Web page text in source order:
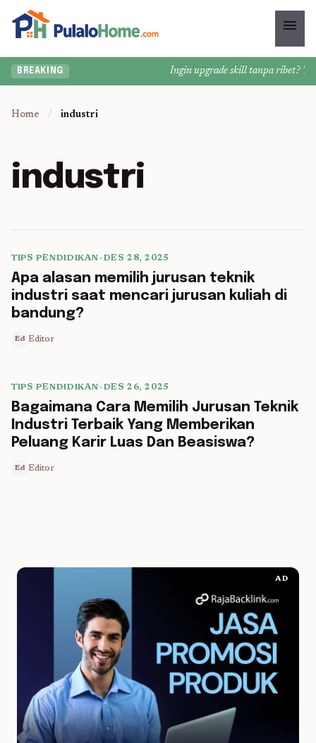
menu
BREAKING Ingin upgrade skill tanpa ribet?
Home / industri
industri
5 min read
TIPS PENDIDIKAN•DES 28, 2025
Apa alasan memilih jurusan teknik
industri saat mencari jurusan kuliah di
bandung?
Ed Editor
5 min read
TIPS PENDIDIKAN•DES 26, 2025
Bagaimana Cara Memilih Jurusan Teknik
Industri Terbaik Yang Memberikan
Peluang Karir Luas Dan Beasiswa?
Ed Editor
AD